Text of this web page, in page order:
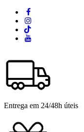
Entrega em 24/48h úteis